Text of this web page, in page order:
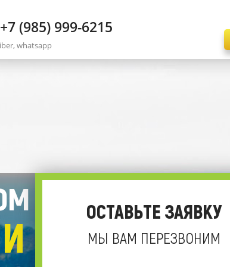
+7 (985) 999-6215
whatsapp
ОСТАВЬТЕ ЗАЯВКУ
МЫ ВАМ ПЕРЕЗВОНИМ